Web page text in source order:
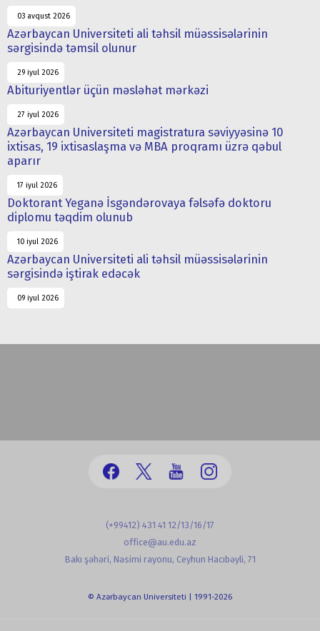
03 avqust 2026
Azərbaycan Universiteti ali təhsil müəssisələrinin
sərgisində təmsil olunur
29 iyul 2026
Abituriyentlər üçün məsləhət mərkəzi
27 iyul 2026
Azərbaycan Universiteti magistratura səviyyəsinə 10
ixtisas, 19 ixtisaslaşma və MBA proqramı üzrə qəbul
aparır
17 iyul 2026
Doktorant Yeganə İsgəndərovaya fəlsəfə doktoru
diplomu təqdim olunub
10 iyul 2026
Azərbaycan Universiteti ali təhsil müəssisələrinin
sərgisində iştirak edəcək
09 iyul 2026
(+99412) 431 41 12/13/16/17
office@au.edu.az
Bakı şəhəri, Nəsimi rayonu, Ceyhun Hacıbəyli, 71
© Azərbaycan Universiteti | 1991-2026